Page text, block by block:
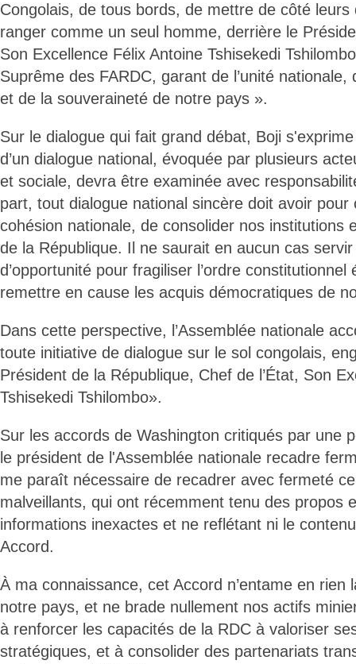
Congolais, de tous bords, de mettre de côté
ranger comme un seul homme, derrière le
Son Excellence Félix Antoine Tshisekedi
Suprême des FARDC, garant de l’unité nationale,
et de la souveraineté de notre pays ».
Sur le dialogue qui fait grand débat, Boji
d’un dialogue national, évoquée par plusieurs
et sociale, devra être examinée avec
part, tout dialogue national sincère doit avoir
cohésion nationale, de consolider nos institutions
de la République. Il ne saurait en aucun cas
d’opportunité pour fragiliser l’ordre
remettre en cause les acquis démocratiques de
Dans cette perspective, l’Assemblée nationale
toute initiative de dialogue sur le sol congolais,
Président de la République, Chef de l’État, Son
Tshisekedi Tshilombo».
Sur les accords de Washington critiqués par une
le président de l'Assemblée nationale recadre
me paraît nécessaire de recadrer avec fermeté
malveillants, qui ont récemment tenu des propos
informations inexactes et ne reflétant ni le
Accord.
À ma connaissance, cet Accord n’entame en rien
notre pays, et ne brade nullement nos actifs
à renforcer les capacités de la RDC à valoriser
stratégiques, et à consolider des partenariats